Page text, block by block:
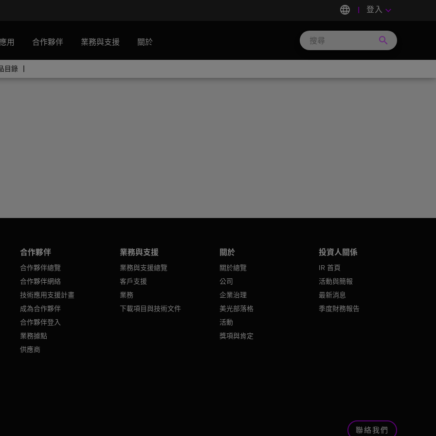
language 登入 keyboard_arrow_down
用 合作夥伴 業務與支援 關於 search
目錄
合作夥伴
合作夥伴總覽
合作夥伴網絡
技術應用支援計畫
成為合作夥伴
合作夥伴登入
業務據點
供應商
業務與支援
業務與支援總覽
客戶支援
業務
下載項目與技術文件
關於
關於總覽
公司
企業治理
美光部落格
活動
獎項與肯定
投資人關係
IR 首頁
活動與簡報
最新消息
季度財務報告
聯絡我們